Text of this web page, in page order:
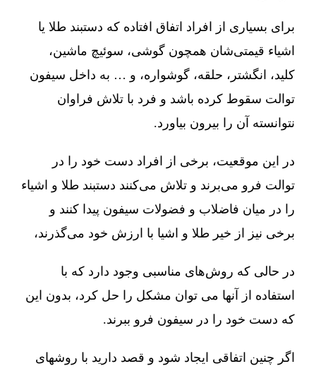
برای بسیاری از افراد اتفاق افتاده که دستبند طلا یا
اشیاء قیمتی‌شان همچون گوشی، سوئیچ ماشین،
کلید، انگشتر، حلقه، گوشواره، و … به داخل سیفون
توالت سقوط کرده باشد و فرد با تلاش فراوان
نتوانسته آن را بیرون بیاورد.
در این موقعیت، برخی از افراد دست خود را در
توالت فرو می‌برند و تلاش می‌کنند دستبند طلا و اشیاء
را در میان فاضلاب و فضولات سیفون پیدا کنند و
برخی نیز از خیر طلا و اشیا با ارزش خود می‌گذرند،
در حالی که روش‌های مناسبی وجود دارد که با
استفاده از آنها می توان مشکل را حل کرد، بدون این
که دست خود را در سیفون فرو ببرند.
اگر چنین اتفاقی ایجاد شود و قصد دارید با روشهای